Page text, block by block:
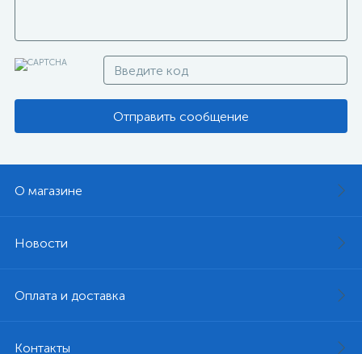
Отправить сообщение
О магазине
Новости
Оплата и доставка
Контакты